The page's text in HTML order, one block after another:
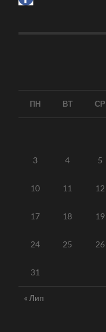
ПН ВТ СР
3 4 5
10 11 12
17 18 19
24 25 26
31
« Лип